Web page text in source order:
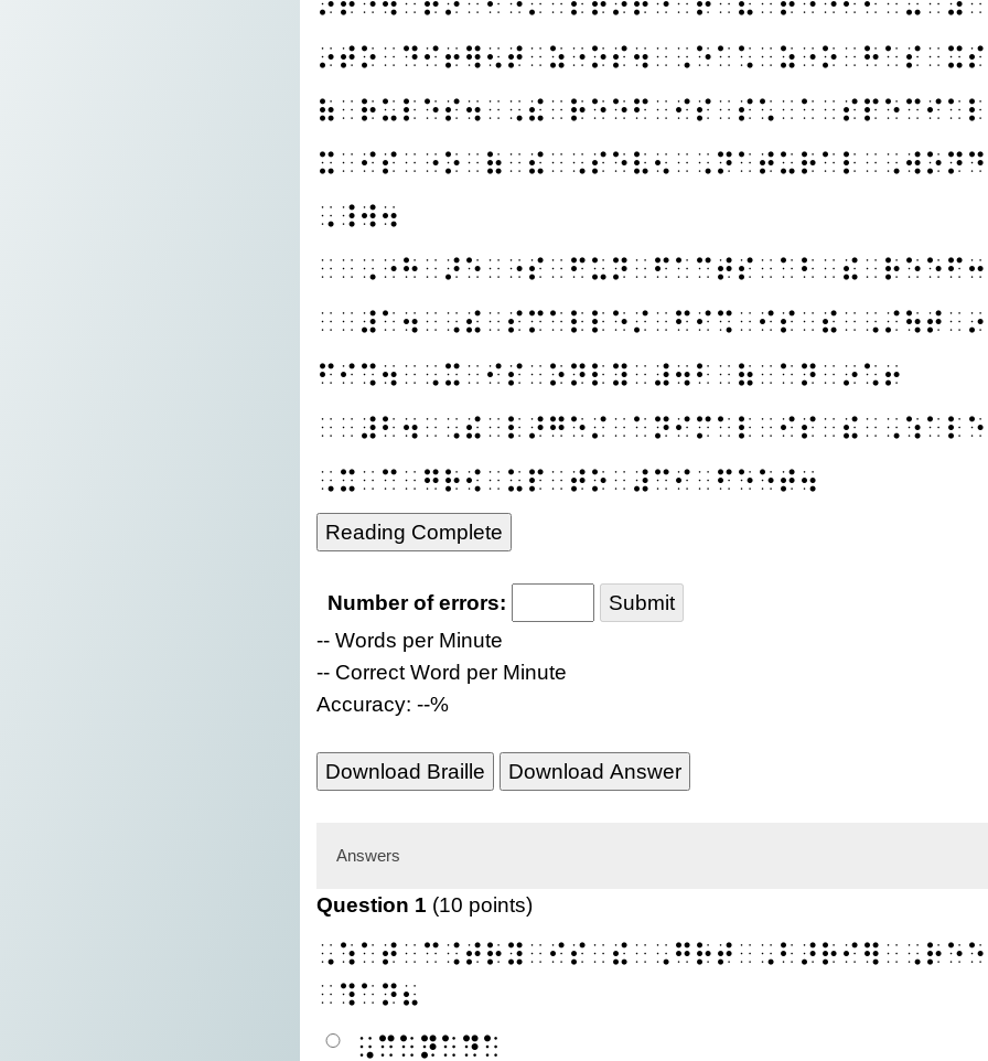
⠠⠸⠺⠲
⠀⠀⠠⠐⠓⠀⠜⠑⠀⠐⠎⠀⠋⠥⠝⠀⠋⠁⠉⠞⠎⠀⠁⠃⠀⠮⠀⠗⠑⠑⠋⠒
⠋⠊⠩⠲⠀⠠⠭⠀⠊⠎⠀⠕⠝⠇⠽⠀⠼⠲⠃⠀⠷⠀⠁⠝⠀⠔⠡⠖
⠠⠭⠀⠉⠀⠛⠗⠪⠀⠥⠏⠀⠞⠕⠀⠼⠉⠊⠀⠋⠑⠑⠞⠲
Reading Complete
Number of errors:
Submit
-- Words per Minute
-- Correct Word per Minute
Accuracy: --%
Download Braille Download Answer
Answers
Question 1 (10 points)
⠀⠹⠁⠝⠦
⠠⠉⠁⠝⠁⠙⠁